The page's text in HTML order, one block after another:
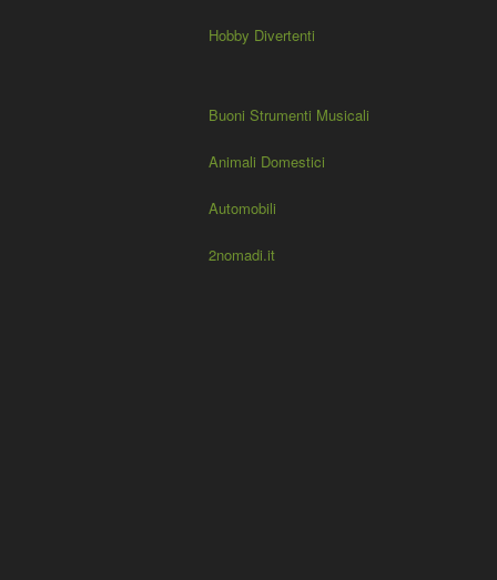
Hobby Divertenti
Buoni Strumenti Musicali
Animali Domestici
Automobili
2nomadi.it